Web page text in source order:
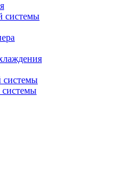
системы
системы
системы